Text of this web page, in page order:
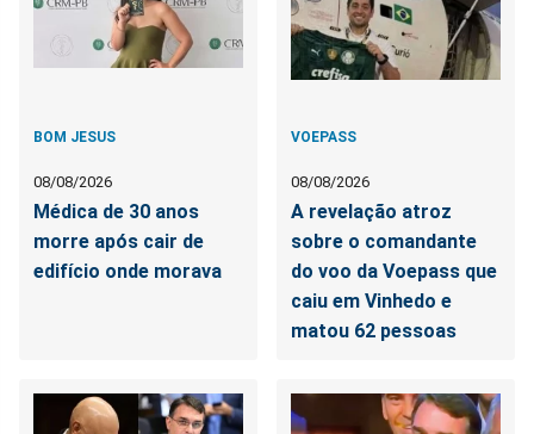
BOM JESUS
08/08/2026
Médica de 30 anos
morre após cair de
edifício onde morava
VOEPASS
08/08/2026
A revelação atroz
sobre o comandante
do voo da Voepass que
caiu em Vinhedo e
matou 62 pessoas